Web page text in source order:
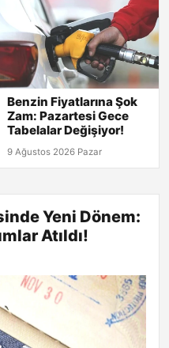
Benzin Fiyatlarına Şok
Zam: Pazartesi Gece
Tabelalar Değişiyor!
9 Ağustos 2026 Pazar
Yeni Dönem:
Atıldı!